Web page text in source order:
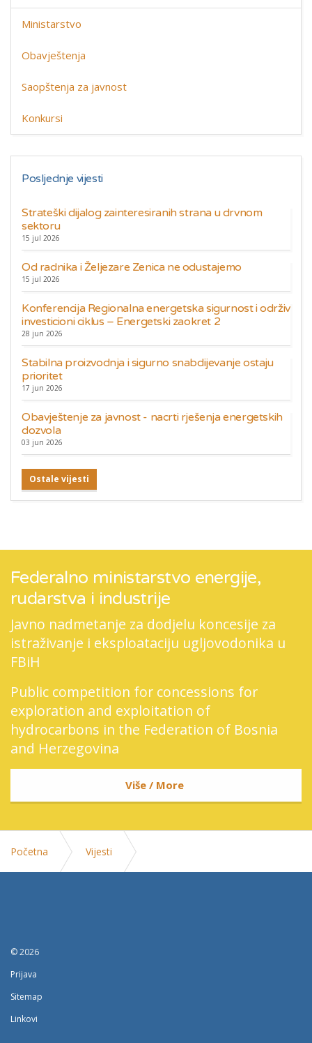
Ministarstvo
Obavještenja
Saopštenja za javnost
Konkursi
Posljednje vijesti
Strateški dijalog zainteresiranih strana u drvnom
sektoru
15 jul 2026
Od radnika i Željezare Zenica ne odustajemo
15 jul 2026
Konferencija Regionalna energetska sigurnost i održiv
investicioni ciklus – Energetski zaokret 2
28 jun 2026
Stabilna proizvodnja i sigurno snabdijevanje ostaju
prioritet
17 jun 2026
Obavještenje za javnost - nacrti rješenja energetskih
dozvola
03 jun 2026
Ostale vijesti
Federalno ministarstvo energije,
rudarstva i industrije
Javno nadmetanje za dodjelu koncesije za
istraživanje i eksploataciju ugljovodonika u
FBiH
Public competition for concessions for
exploration and exploitation of
hydrocarbons in the Federation of Bosnia
and Herzegovina
Više / More
Početna Vijesti
© 2026
Prijava
Sitemap
Linkovi